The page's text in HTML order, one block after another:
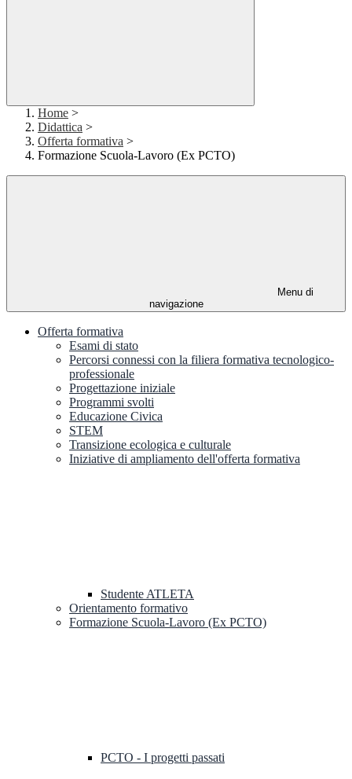
Home >
Didattica >
Offerta formativa >
Formazione Scuola-Lavoro (Ex PCTO)
Menu di
navigazione
Offerta formativa
Esami di stato
Percorsi connessi con la filiera formativa tecnologico-
professionale
Progettazione iniziale
Programmi svolti
Educazione Civica
STEM
Transizione ecologica e culturale
Iniziative di ampliamento dell'offerta formativa
Studente ATLETA
Orientamento formativo
Formazione Scuola-Lavoro (Ex PCTO)
PCTO - I progetti passati